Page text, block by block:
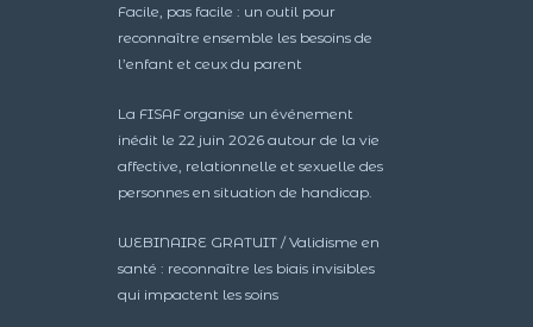
Facile, pas facile : un outil pour
reconnaître ensemble les besoins de
l’enfant et ceux du parent
La FISAF organise un événement
inédit le 22 juin 2026 autour de la vie
affective, relationnelle et sexuelle des
personnes en situation de handicap.
WEBINAIRE GRATUIT / Validisme en
santé : reconnaître les biais invisibles
qui impactent les soins